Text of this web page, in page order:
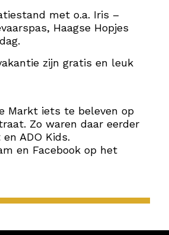
met o.a. Iris –
Haagse Hopjes
zijn gratis en leuk
Markt iets te beleven op
Zo waren daar eerder
ADO Kids.
en Facebook op het